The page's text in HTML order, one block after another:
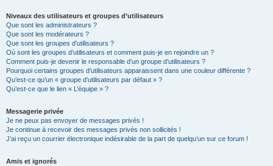
Niveaux des utilisateurs et groupes d’utilisateurs
Que sont les administrateurs ?
Que sont les modérateurs ?
Que sont les groupes d’utilisateurs ?
Où sont les groupes d’utilisateurs et comment puis-je en rejoindre un ?
Comment puis-je devenir le responsable d’un groupe d’utilisateurs ?
Pourquoi certains groupes d’utilisateurs apparaissent dans une couleur différente ?
Qu’est-ce qu’un « groupe d’utilisateurs par défaut » ?
Qu’est-ce que le lien « L’équipe » ?
Messagerie privée
Je ne peux pas envoyer de messages privés !
Je continue à recevoir des messages privés non sollicités !
J’ai reçu un courrier électronique indésirable de la part de quelqu’un sur ce forum !
Amis et ignorés